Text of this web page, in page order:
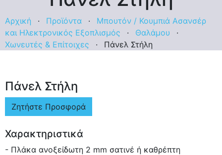
Αρχική · Προϊόντα ·
Μπουτόν / Κουμπιά Ασανσέρ
και Ηλεκτρονικός Εξοπλισμός
· Θαλάμου
·
Χωνευτές & Επίτοιχες
· Πάνελ Στήλη
Πάνελ Στήλη
Ζητήστε Προσφορά
Χαρακτηριστικά
- Πλάκα ανοξείδωτη 2 mm σατινέ ή καθρέπτη